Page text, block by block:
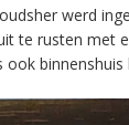
werd
te rusten